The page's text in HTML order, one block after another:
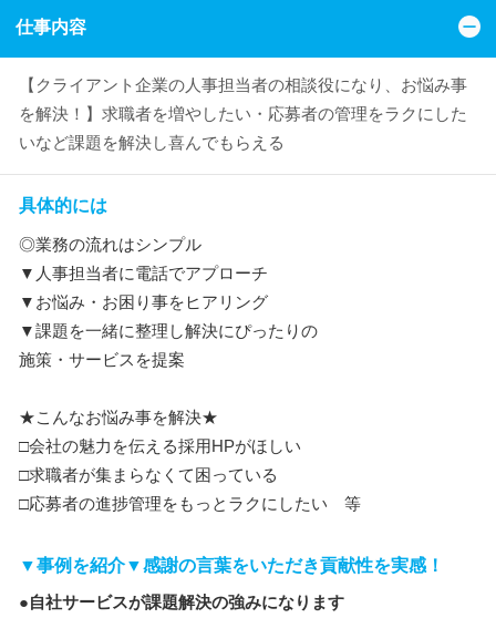
仕事内容
【クライアント企業の人事担当者の相談役になり、お悩み事
を解決！】求職者を増やしたい・応募者の管理をラクにした
いなど課題を解決し喜んでもらえる
具体的には
◎業務の流れはシンプル
▼人事担当者に電話でアプローチ
▼お悩み・お困り事をヒアリング
▼課題を一緒に整理し解決にぴったりの
施策・サービスを提案
★こんなお悩み事を解決★
□会社の魅力を伝える採用HPがほしい
□求職者が集まらなくて困っている
□応募者の進捗管理をもっとラクにしたい 等
▼事例を紹介▼感謝の言葉をいただき貢献性を実感！
●自社サービスが課題解決の強みになります